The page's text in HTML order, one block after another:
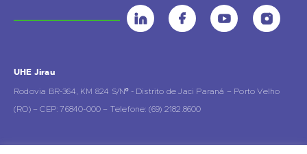
UHE Jirau
Rodovia BR-364, KM 824 S/Nº - Distrito de Jaci Paraná – Porto Velho
(RO) – CEP: 76840-000 – Telefone: (69) 2182.8600